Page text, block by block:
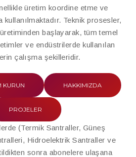
üretim koordine etme ve
kullanılmaktadır. Teknik prosesler,
başlayarak, tüm temel
ve endüstrilerde kullanılan
çalışma şekilleridir.
KURUN HAKKIMIZDA
PROJELER
(Termik Santraller, Güneş
Hidroelektrik Santraller ve
sonra abonelere ulaşana